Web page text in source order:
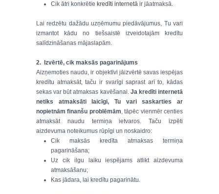
Cik ātri konkrētie kredīti internetā ir jāatmaksā.
Lai redzētu dažādu uzņēmumu piedāvājumus, Tu vari
izmantot kādu no tiešsaistē izveidotajām kredītu
salīdzināšanas mājaslapām.
2. Izvērtē, cik maksās pagarinājums
Aizņemoties naudu, ir objektīvi jāizvērtē savas iespējas
kredītu atmaksāt, taču ir svarīgi saprast arī to, kādas
sekas var būt atmaksas kavēšanai. Ja kredīti internetā
netiks atmaksāti laicīgi, Tu vari saskarties ar
nopietnām finanšu problēmām, tāpēc vienmēr centies
atmaksāt naudu termiņa ietvaros. Taču izpēti
aizdevuma noteikumus rūpīgi un noskaidro:
Cik maksās kredīta atmaksas termiņa
pagarināšana;
Uz cik ilgu laiku iespējams atlikt aizdevuma
atmaksāšanu;
Kas jādara, lai kredītu pagarinātu.